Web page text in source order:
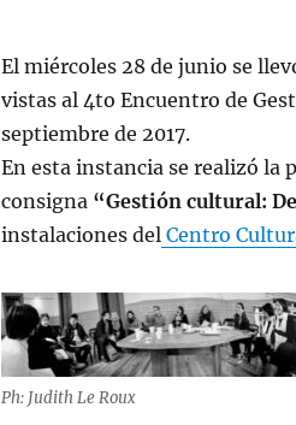
El miércoles 28 de junio se
vistas al 4to Encuentro de
septiembre de 2017.
En esta instancia se realizó la
consigna“Gestión cultural:
instalaciones delCentro
Ph: Judith Le Roux